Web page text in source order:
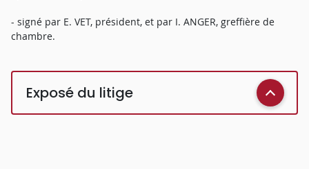
- signé par E. VET, président, et par I. ANGER, greffière de
chambre.
Exposé du litige